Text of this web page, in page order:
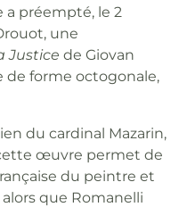
a préempté, le 2
une
Justice de Giovan
de forme octogonale,
du cardinal Mazarin,
œuvre permet de
du peintre et
que Romanelli